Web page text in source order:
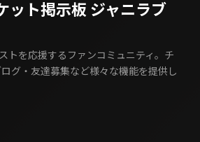
ット掲示板 ジャニラブ
トを応援するファンコミュニティ。チ
グ・友達募集など様々な機能を提供し